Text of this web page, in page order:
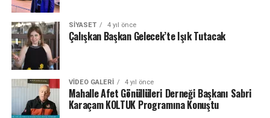
SIYASET 4 yıl önce
Çalışkan Başkan Gelecek’te Işık Tutacak
VIDEO GALERI 4 yıl önce
Mahalle Afet Gönüllüleri Derneği Başkanı Sabri
Karaçam KOLTUK Programına Konuştu